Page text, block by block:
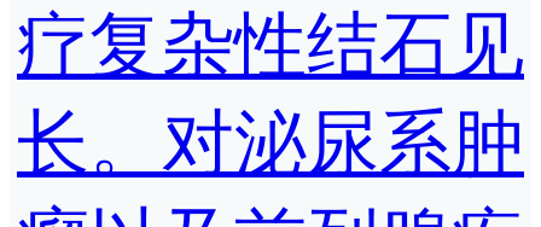
疗复杂性结石见
长。对泌尿系肿